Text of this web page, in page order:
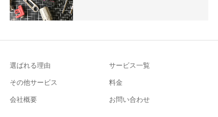
選ばれる理由 サービス一覧
その他サービス 料金
会社概要 お問い合わせ